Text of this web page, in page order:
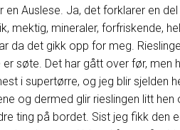
en Auslese. Ja, det forklarer en del
mektig, mineraler, forfriskende,
da det gikk opp for meg.
er søte. Det har gått over før, men
i supertørre, og jeg blir sjelden
og dermed glir rieslingen litt hen
ting på bordet. Sist jeg fikk den